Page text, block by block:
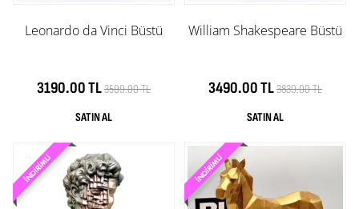
Leonardo da Vinci Büstü
3190.00 TL3509.00 TL
William Shakespeare Büstü
3490.00 TL3839.00 TL